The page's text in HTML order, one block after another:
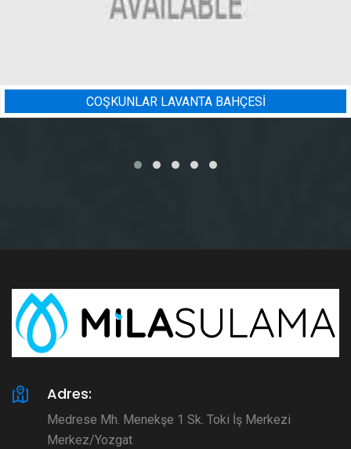
BADEM BAHÇESI
Adres:
Medrese Mh. Menekşe 1 Sk. Toki İş Merkezi
Merkez/Yozgat